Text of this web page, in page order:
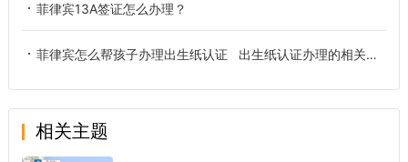
菲律宾13A签证怎么办理？
菲律宾怎么帮孩子办理出生纸认证 出生纸认证办理的相关流程
相关主题